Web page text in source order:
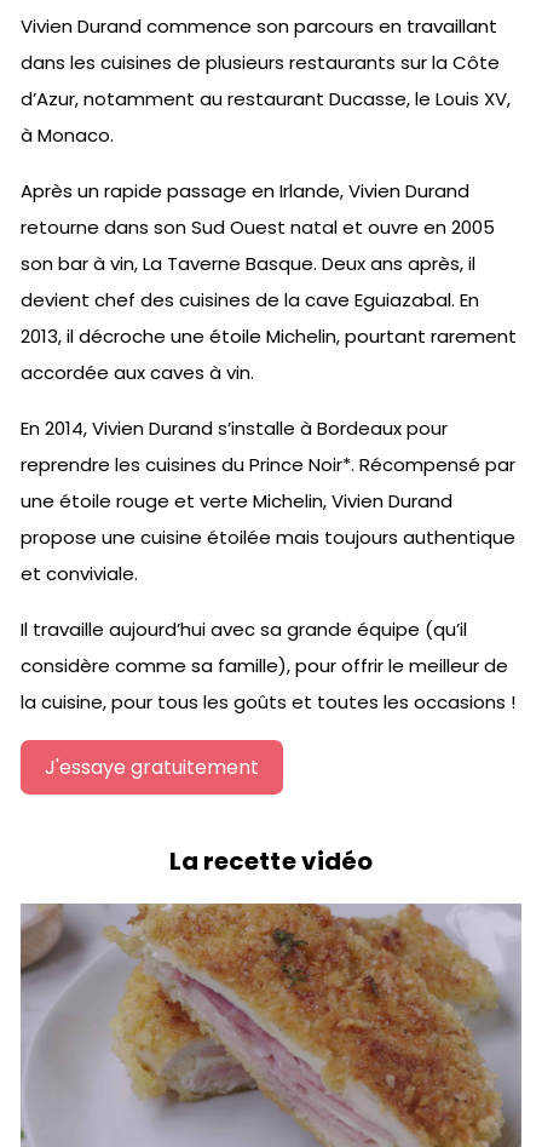
Vivien Durand commence son parcours en travaillant
dans les cuisines de plusieurs restaurants sur la Côte
d’Azur, notamment au restaurant Ducasse, le Louis XV,
à Monaco.
Après un rapide passage en Irlande, Vivien Durand
retourne dans son Sud Ouest natal et ouvre en 2005
son bar à vin, La Taverne Basque. Deux ans après, il
devient chef des cuisines de la cave Eguiazabal. En
2013, il décroche une étoile Michelin, pourtant rarement
accordée aux caves à vin.
En 2014, Vivien Durand s’installe à Bordeaux pour
reprendre les cuisines du Prince Noir*. Récompensé par
une étoile rouge et verte Michelin, Vivien Durand
propose une cuisine étoilée mais toujours authentique
et conviviale.
Il travaille aujourd’hui avec sa grande équipe (qu’il
considère comme sa famille), pour offrir le meilleur de
la cuisine, pour tous les goûts et toutes les occasions !
J'essaye gratuitement
La recette vidéo